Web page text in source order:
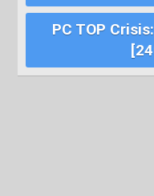
PC TOP